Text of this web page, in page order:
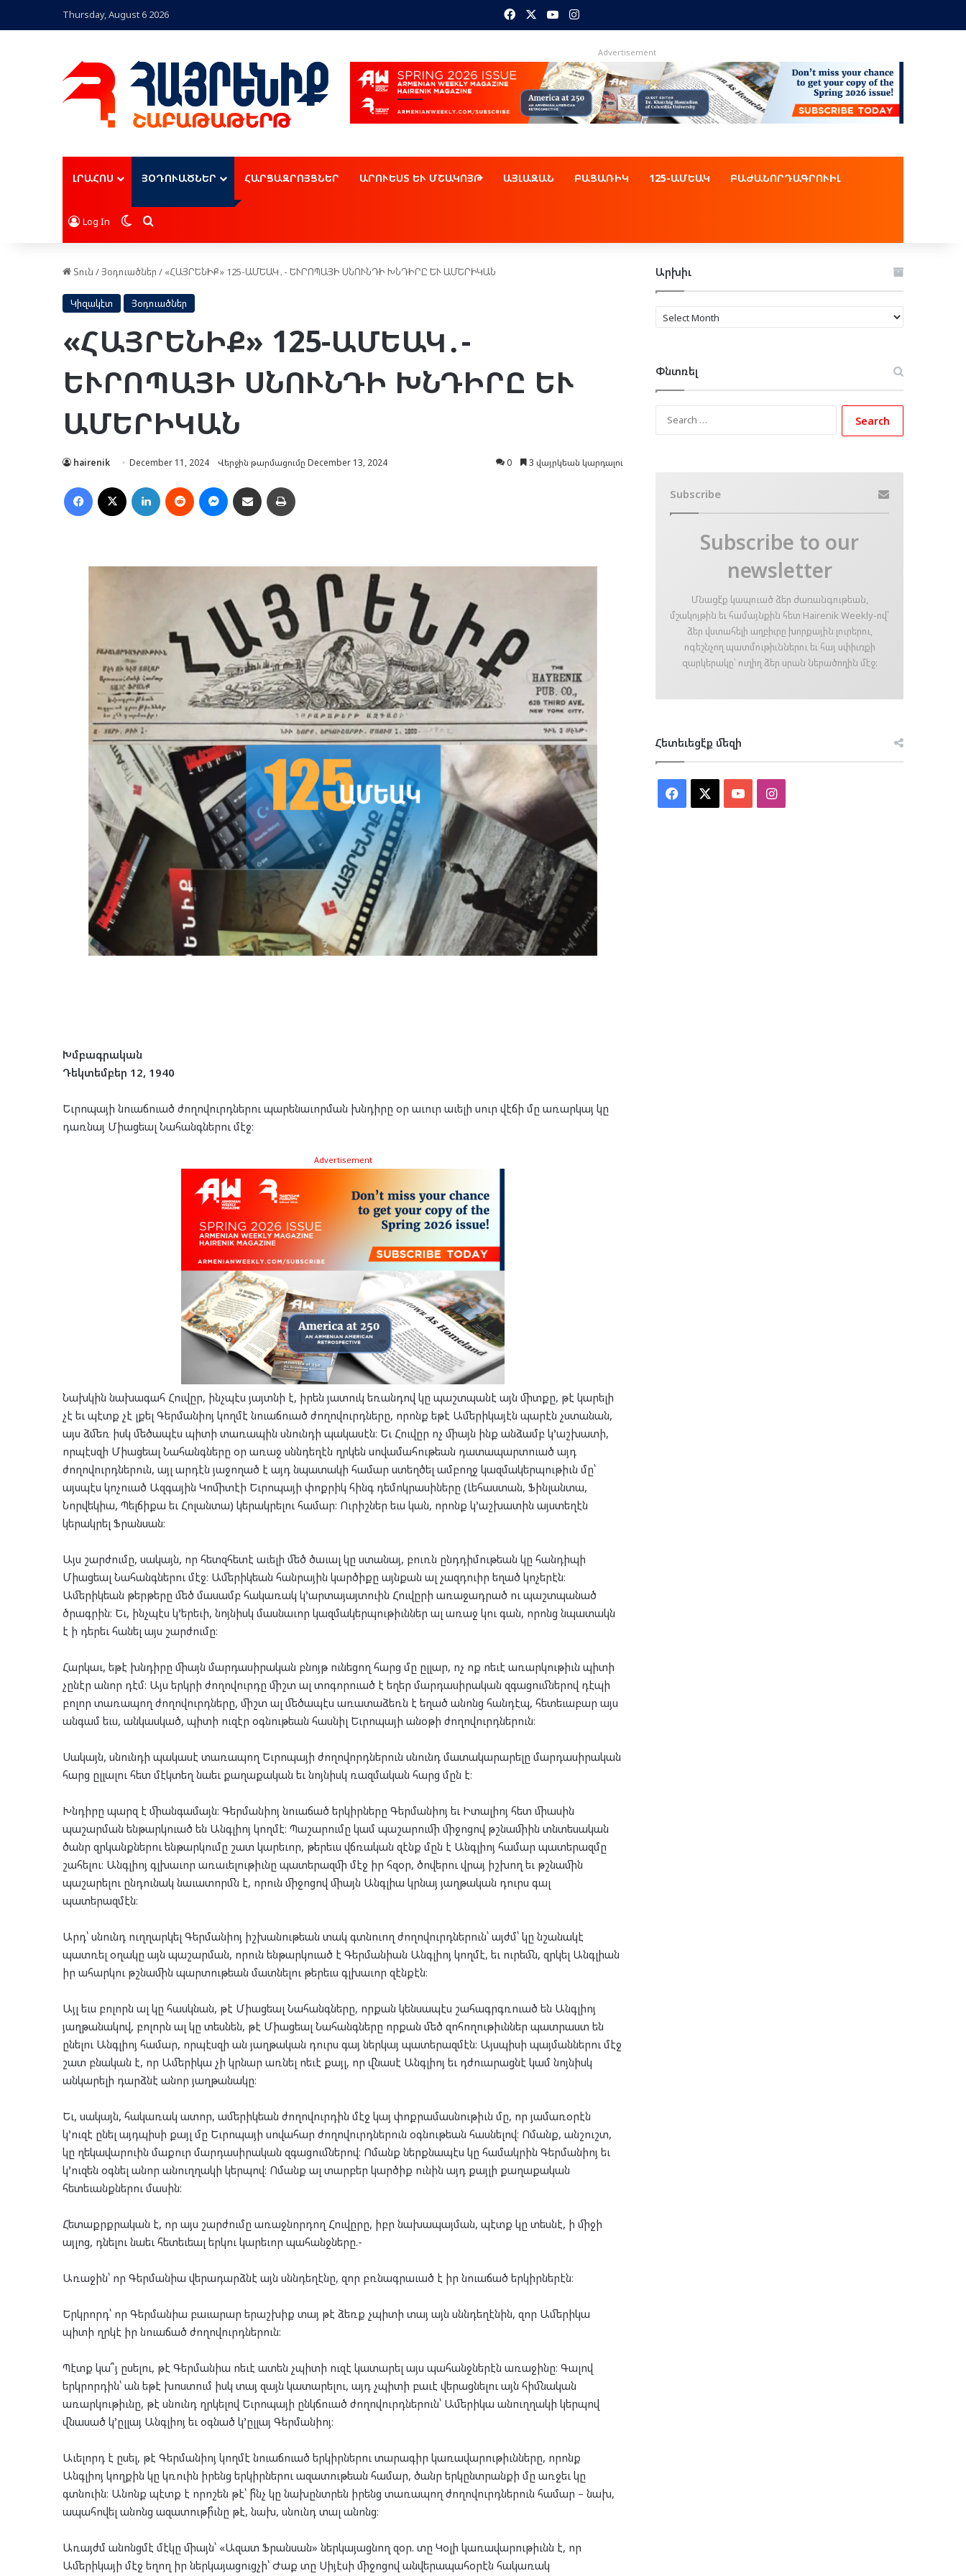
Thursday, August 6 2026 FacebookYouTubeInstagram
Advertisement
ԼՐԱՀՈՍ ՅՕԴՈՒԱԾՆԵՐ ՀԱՐՑԱԶՐՈՅՑՆԵՐ ԱՐՈՒԵՍՏ ԵՒ ՄՇԱԿՈՅԹ ԱՅԼԱԶԱՆ ԲԱՑԱՌԻԿ 125-ԱՄԵԱԿ ԲԱԺԱՆՈՐԴԱԳՐՈՒԻԼ
Log In Switch skin
Որոնել
Տուն /Յօդուածներ / «ՀԱՅՐԵՆԻՔ» 125-ԱՄԵԱԿ․- ԵՒՐՈՊԱՅԻ ՍՆՈՒՆԴԻ ԽՆԴԻՐԸ ԵՒ ԱՄԵՐԻԿԱՆ
Կիզակէտ Յօդուածներ
«ՀԱՅՐԵՆԻՔ» 125-ԱՄԵԱԿ․-
ԵՒՐՈՊԱՅԻ ՍՆՈՒՆԴԻ ԽՆԴԻՐԸ ԵՒ
ԱՄԵՐԻԿԱՆ
hairenik December 11, 2024 Վերջին թարմացումը December 13, 2024 0 3 վայրկեան կարդալու
Facebook LinkedIn Reddit MessengerՈւղարկել նամակ
Խմբագրական
Դեկտեմբեր 12, 1940
Եւրոպայի նուաճուած ժողովուրդներու պարենաւորման խնդիրը օր աւուր աւելի սուր վէճի մը առարկայ կը
դառնայ Միացեալ Նահանգներու մէջ։
Advertisement
Նախկին նախագահ Հուվըր, ինչպէս յայտնի է, իրեն յատուկ եռանդով կը պաշտպանէ այն միտքը, թէ կարելի
չէ եւ պէտք չէ լքել Գերմանիոյ կողմէ նուաճուած ժողովուրդները, որոնք եթէ Ամերիկայէն պարէն չստանան,
այս ձմեռ իսկ մեծապէս պիտի տառապին սնունդի պակասէն։ Եւ Հուվըր ոչ միայն ինք անձամբ կ’աշխատի,
որպէսզի Միացեալ Նահանգները օր առաջ սննդեղէն ղրկեն սովամահութեան դատապարտուած այդ
ժողովուրդներուն, այլ արդէն յաջողած է այդ նպատակի համար ստեղծել ամբողջ կազմակերպութիւն մը՝
այսպէս կոչուած Ազգային Կոմիտէի Եւրոպայի փոքրիկ հինգ դեմոկրասիները (Լեհաստան, Ֆինլանտա,
Նորվեկիա, Պելճիքա եւ Հոլանտա) կերակրելու համար։ Ուրիշներ եւս կան, որոնք կ’աշխատին այստեղէն
կերակրել Ֆրանսան։
Այս շարժումը, սակայն, որ հետզհետէ աւելի մեծ ծաւալ կը ստանայ, բուռն ընդդիմութեան կը հանդիպի
Միացեալ Նահանգներու մէջ։ Ամերիկեան հանրային կարծիքը այնքան ալ չազդուիր եղած կոչերէն։
Ամերիկեան թերթերը մեծ մասամբ հակառակ կ’արտայայտուին Հուվըրի առաջադրած ու պաշտպանած
ծրագրին։ Եւ, ինչպէս կ’երեւի, նոյնիսկ մասնաւոր կազմակերպութիւններ ալ առաջ կու գան, որոնց նպատակն
է ի դերեւ հանել այս շարժումը։
Հարկաւ, եթէ խնդիրը միայն մարդասիրական բնոյթ ունեցող հարց մը ըլլար, ոչ ոք ոեւէ առարկութիւն պիտի
չընէր անոր դէմ։ Այս երկրի ժողովուրդը միշտ ալ տոգորուած է եղեր մարդասիրական զգացումներով դէպի
բոլոր տառապող ժողովուրդները, միշտ ալ մեծապէս առատաձեռն է եղած անոնց հանդէպ, հետեւաբար այս
անգամ եւս, անկասկած, պիտի ուզէր օգնութեան հասնիլ Եւրոպայի անօթի ժողովուրդներուն։
Սակայն, սնունդի պակասէ տառապող Եւրոպայի ժողովորդներուն սնունդ մատակարարելը մարդասիրական
հարց ըլլալու հետ մէկտեղ նաեւ քաղաքական եւ նոյնիսկ ռազմական հարց մըն է։
Խնդիրը պարզ է միանգամայն։ Գերմանիոյ նուաճած երկիրները Գերմանիոյ եւ Իտալիոյ հետ միասին
պաշարման ենթարկուած են Անգլիոյ կողմէ։ Պաշարումը կամ պաշարումի միջոցով թշնամիին տնտեսական
ծանր զրկանքներու ենթարկումը շատ կարեւոր, թերեւս վճռական զէնք մըն է Անգլիոյ համար պատերազմը
շահելու։ Անգլիոյ գլխաւոր առաւելութիւնը պատերազմի մէջ իր հզօր, ծովերու վրայ իշխող եւ թշնամին
պաշարելու ընդունակ նաւատորմն է, որուն միջոցով միայն Անգլիա կրնայ յաղթական դուրս գալ
պատերազմէն։
Արդ՝ սնունդ ուղղարկել Գերմանիոյ իշխանութեան տակ գտնուող ժողովուրդներուն՝ այժմ՝ կը նշանակէ
պատռել օղակը այն պաշարման, որուն ենթարկուած է Գերմանիան Անգլիոյ կողմէ, եւ ուրեմն, զրկել Անգլիան
իր ահարկու թշնամին պարտութեան մատնելու թերեւս գլխաւոր զէնքէն։
Այլ եւս բոլորն ալ կը հասկնան, թէ Միացեալ Նահանգները, որքան կենսապէս շահագրգռուած են Անգլիոյ
յաղթանակով, բոլորն ալ կը տեսնեն, թէ Միացեալ Նահանգները որքան մեծ զոհողութիւններ պատրաստ են
ընելու Անգլիոյ համար, որպէսզի ան յաղթական դուրս գայ ներկայ պատերազմէն։ Այսպիսի պայմաններու մէջ
շատ բնական է, որ Ամերիկա չի կրնար առնել ոեւէ քայլ, որ վնասէ Անգլիոյ եւ դժուարացնէ կամ նոյնիսկ
անկարելի դարձնէ անոր յաղթանակը։
Եւ, սակայն, հակառակ ատոր, ամերիկեան ժողովուրդին մէջ կայ փոքրամասնութիւն մը, որ յամառօրէն
կ’ուզէ ընել այդպիսի քայլ մը Եւրոպայի սովահար ժողովուրդներուն օգնութեան հասնելով։ Ոմանք, անշուշտ,
կը ղեկավարուին մաքուր մարդասիրական զգացումներով։ Ոմանք ներքնապէս կը համակրին Գերմանիոյ եւ
կ’ուզեն օգնել անոր անուղղակի կերպով։ Ոմանք ալ տարբեր կարծիք ունին այդ քայլի քաղաքական
հետեւանքներու մասին։
Հետաքրքրական է, որ այս շարժումը առաջնորդող Հուվըրը, իբր նախապայման, պէտք կը տեսնէ, ի միջի
այլոց, դնելու նաեւ հետեւեալ երկու կարեւոր պահանջները.-
Առաջին՝ որ Գերմանիա վերադարձնէ այն սննդեղէնը, զոր բռնագրաւած է իր նուաճած երկիրներէն։
Երկրորդ՝ որ Գերմանիա բաւարար երաշխիք տայ թէ ձեռք չպիտի տայ այն սննդեղէնին, զոր Ամերիկա
պիտի ղրկէ իր նուաճած ժողովուրդներուն։
Պէտք կա՞յ ըսելու, թէ Գերմանիա ոեւէ ատեն չպիտի ուզէ կատարել այս պահանջներէն առաջինը։ Գալով
երկրորդին՝ ան եթէ խոստում իսկ տայ զայն կատարելու, այդ չպիտի բաւէ վերացնելու այն հիմնական
առարկութիւնը, թէ սնունդ ղրկելով Եւրոպայի ընկճուած ժողովուրդներուն՝ Ամերիկա անուղղակի կերպով
վնասած կ’ըլլայ Անգլիոյ եւ օգնած կ’ըլլայ Գերմանիոյ։
Աւելորդ է ըսել, թէ Գերմանիոյ կողմէ նուաճուած երկիրներու տարագիր կառավարութիւնները, որոնք
Անգլիոյ կողքին կը կռուին իրենց երկիրներու ազատութեան համար, ծանր երկընտրանքի մը առջեւ կը
գտնուին։ Անոնք պէտք է որոշեն թէ՝ ի՞նչ կը նախընտրեն իրենց տառապող ժողովուրդներուն համար – նախ,
ապահովել անոնց ազատութի՞ւնը թէ, նախ, սնունդ տալ անոնց։
Առայժմ անոնցմէ մէկը միայն՝ «Ազատ Ֆրանսան» ներկայացնող զօր. տը Կօլի կառավարութիւնն է, որ
Ամերիկայի մէջ եղող իր ներկայացուցչի՝ Ժաք տը Սիյէսի միջոցով անվերապահօրէն հակառակ
Արխիւ
Արխիւ
Փնտռել
Subscribe
Subscribe to our
newsletter
Մնացէ՛ք կապուած ձեր ժառանգութեան,
մշակոյթին եւ համայնքին հետ Hairenik Weekly-ով՝
ձեր վստահելի աղբիւրը խորքային լուրերու,
ոգեշնչող պատմութիւններու եւ հայ սփիւռքի
զարկերակը՝ ուղիղ ձեր սրան ներածողին մէջ։
Հետեւեցէ՛ք մեզի
Facebook YouTubeInstagram